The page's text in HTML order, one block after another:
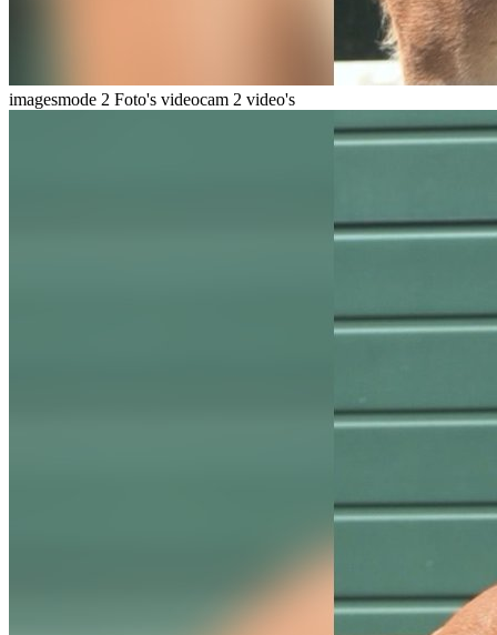
imagesmode 2 Foto's videocam 2 video's